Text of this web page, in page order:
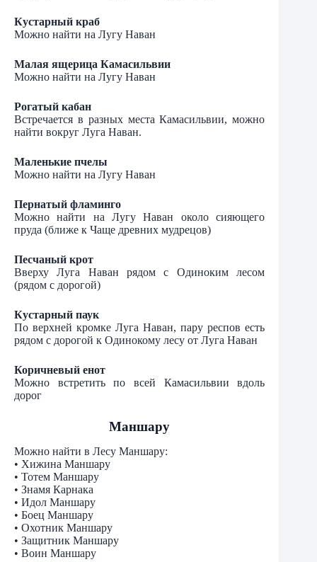
Кустарный краб
Можно найти на Лугу Наван
Малая ящерица Камасильвии
Можно найти на Лугу Наван
Рогатый кабан
Встречается в разных места Камасильвии, можно
найти вокруг Луга Наван.
Маленькие пчелы
Можно найти на Лугу Наван
Пернатый фламинго
Можно найти на Лугу Наван около сияющего
пруда (ближе к Чаще древних мудрецов)
Песчаный крот
Вверху Луга Наван рядом с Одиноким лесом
(рядом с дорогой)
Кустарный паук
По верхней кромке Луга Наван, пару респов есть
рядом с дорогой к Одинокому лесу от Луга Наван
Коричневый енот
Можно встретить по всей Камасильвии вдоль
дорог
Маншару
Можно найти в Лесу Маншару:
• Хижина Маншару
• Тотем Маншару
• Знамя Карнака
• Идол Маншару
• Боец Маншару
• Охотник Маншару
• Защитник Маншару
• Воин Маншару